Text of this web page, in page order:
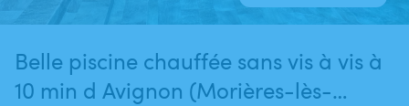
Belle piscine chauffée sans vis à vis à
10 min d Avignon (Morières-lès-